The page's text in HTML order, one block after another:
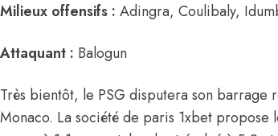
Milieux offensifs : Adingra, Coulibaly,
Attaquant : Balogun
Très bientôt, le PSG disputera son barrage
Monaco. La société de paris 1xbet propose